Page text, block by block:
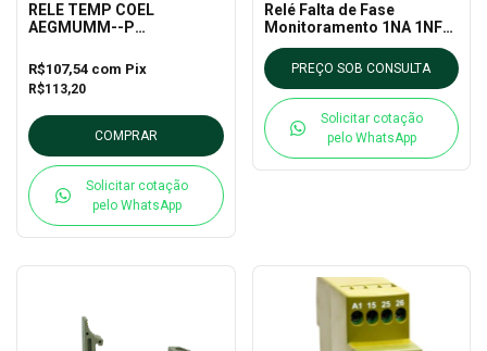
RELE TEMP COEL
AEGMUMM--P
ESC
R$113,20
R$107,54 com Pix
COMPRAR
Solicitar cotação
pelo WhatsApp
Relé Falta de Fase
Monitoramento 1NA 1NF
220V RMW17-FF01D65 -
WEGPREÇO SOB CONSULTA
Solicitar cotação
pelo WhatsApp